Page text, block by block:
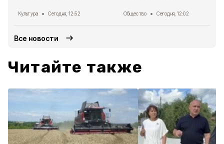
Культура Сегодня, 12:52 Общество Сегодня, 12:02
Все новости
Читайте также